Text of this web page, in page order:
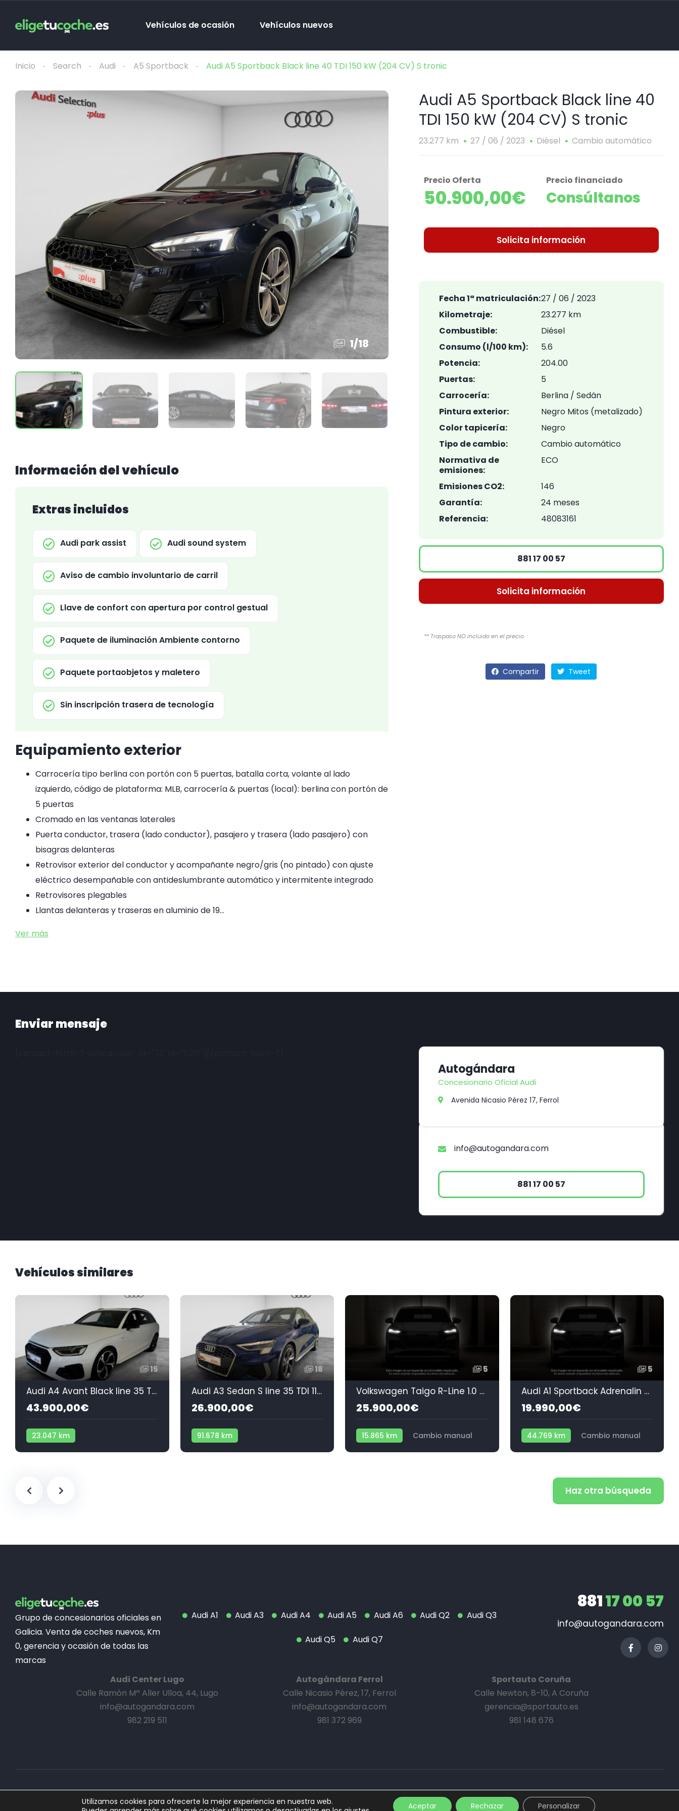
Vehículos de ocasión Vehículos nuevos
Inicio Search Audi A5 Sportback Audi A5 Sportback Black line 40 TDI 150 kW (204 CV) S tronic
1/18
Información del vehículo
Extras incluidos
Audi park assist Audi sound system
Aviso de cambio involuntario de carril
Llave de confort con apertura por control gestual
Paquete de iluminación Ambiente contorno
Paquete portaobjetos y maletero
Sin inscripción trasera de tecnología
Equipamiento exterior
Carrocería tipo berlina con portón con 5 puertas, batalla corta, volante al lado
izquierdo, código de plataforma: MLB, carrocería & puertas (local): berlina con portón de
5 puertas
Cromado en las ventanas laterales
Puerta conductor, trasera (lado conductor), pasajero y trasera (lado pasajero) con
bisagras delanteras
Retrovisor exterior del conductor y acompañante negro/gris (no pintado) con ajuste
eléctrico desempañable con antideslumbrante automático y intermitente integrado
Retrovisores plegables
Llantas delanteras y traseras en aluminio de 19…
Ver más
Audi A5 Sportback Black line 40
TDI 150 kW (204 CV) S tronic
23.277 km 27 / 06 / 2023 Diésel Cambio automático
Precio Oferta
50.900,00€
Precio financiado
Consúltanos
Solicita información
Fecha 1ª matriculación:27 / 06 / 2023
Kilometraje:
23.277 km
Combustible:
Diésel
Consumo (l/100 km):
5.6
Potencia:
204.00
Puertas:
5
Carrocería:
Berlina / Sedán
Pintura exterior:
Negro Mitos (metalizado)
Color tapicería:
Negro
Tipo de cambio:
Cambio automático
Normativa de
emisiones:
ECO
Emisiones CO2:
146
Garantía:
24 meses
Referencia:
48083161
881 17 00 57
Solicita información
** Traspaso NO incluido en el precio.
Compartir Tweet
Enviar mensaje
Autogándara
Concesionario Oficial Audi
Avenida Nicasio Pérez 17, Ferrol
info@autogandara.com
881 17 00 57
Vehículos similares
15
Audi A4 Avant Black line 35 TDI 120 kW (163 CV) S tronic
43.900,00€
23.047 km
Cambio automático
Diésel
18
Audi A3 Sedan S line 35 TDI 110 kW (150 CV) S tronic
26.900,00€
91.678 km
Cambio automático
Diésel
5
Volkswagen Taigo R-Line 1.0 TSI 81 kW (110 CV)
25.900,00€
15.865 km
Cambio manual
Gasolina
5
Audi A1 Sportback Adrenalin edition 25 TFSI 70 kW (95 CV)
19.990,00€
44.769 km
Cambio manual
Gasolina
Haz otra búsqueda
Grupo de concesionarios oficiales en
Galicia. Venta de coches nuevos, Km
0, gerencia y ocasión de todas las
marcas
Audi A1 Audi A3 Audi A4 Audi A5 Audi A6 Audi Q2 Audi Q3
Audi Q5 Audi Q7
88117 00 57
info@autogandara.com
Audi Center Lugo
Calle Ramón Mª Aller Ulloa, 44, Lugo
info@autogandara.com
982 219 511
Autogándara Ferrol
Calle Nicasio Pérez, 17, Ferrol
info@autogandara.com
981 372 969
Sportauto Coruña
Calle Newton, 8-10, A Coruña
gerencia@sportauto.es
981 148 676
Aviso legal·Política de cookies
Utilizamos cookies para ofrecerte la mejor experiencia en nuestra web.
Aceptar Rechazar Personalizar